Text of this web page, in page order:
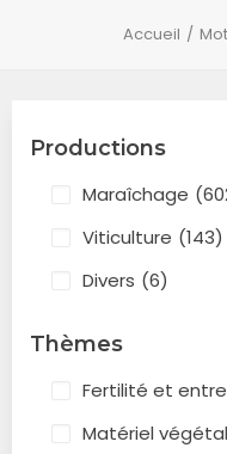
Accueil
Productions
Maraîchage
Viticulture (143)
Divers (6)
Thèmes
Fertilité et
Matériel